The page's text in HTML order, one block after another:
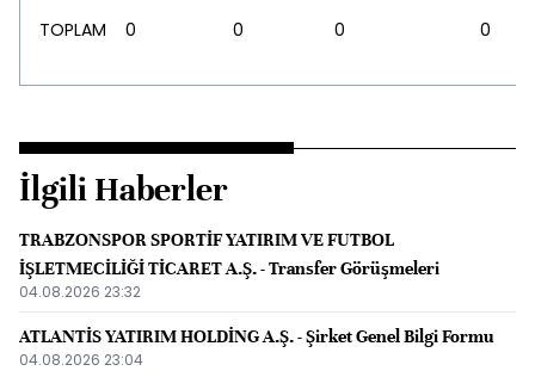
TOPLAM 0 0 0 0
İlgili Haberler
TRABZONSPOR SPORTİF YATIRIM VE FUTBOL
İŞLETMECİLİĞİ TİCARET A.Ş. - Transfer Görüşmeleri
04.08.2026 23:32
ATLANTİS YATIRIM HOLDİNG A.Ş. - Şirket Genel Bilgi Formu
04.08.2026 23:04